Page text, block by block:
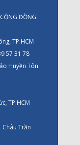
ĐỒNG
TP.HCM
57 31 78
Huyền Tôn
TP.HCM
Châu Trần